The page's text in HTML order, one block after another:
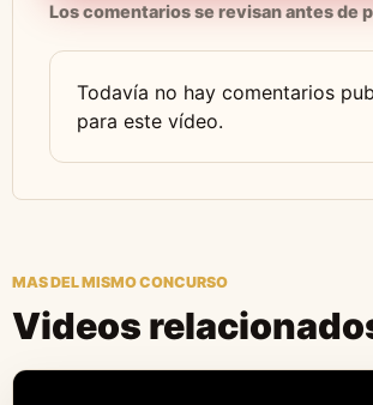
Los comentarios se revisan antes de
Todavía no hay comentarios
para este vídeo.
MAS DEL MISMO CONCURSO
Videos